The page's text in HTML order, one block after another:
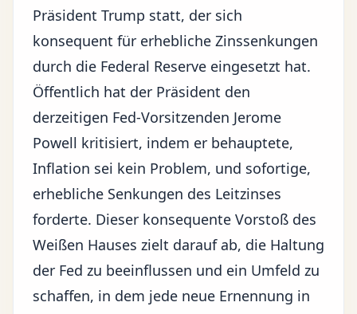
Präsident Trump statt, der sich
konsequent für erhebliche Zinssenkungen
durch die Federal Reserve eingesetzt hat.
Öffentlich hat der Präsident den
derzeitigen Fed-Vorsitzenden Jerome
Powell kritisiert, indem er behauptete,
Inflation sei kein Problem, und sofortige,
erhebliche Senkungen des Leitzinses
forderte. Dieser konsequente Vorstoß des
Weißen Hauses zielt darauf ab, die Haltung
der Fed zu beeinflussen und ein Umfeld zu
schaffen, in dem jede neue Ernennung in